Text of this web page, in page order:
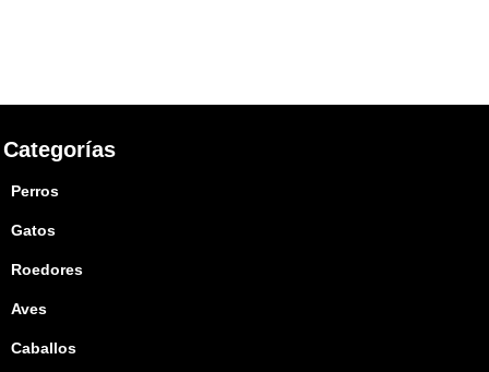
Categorías
Perros
Gatos
Roedores
Aves
Caballos